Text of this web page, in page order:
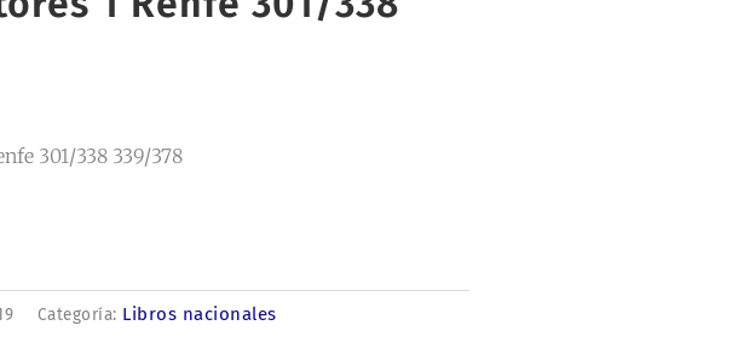
301/338 339/378
Categoría: Libros nacionales